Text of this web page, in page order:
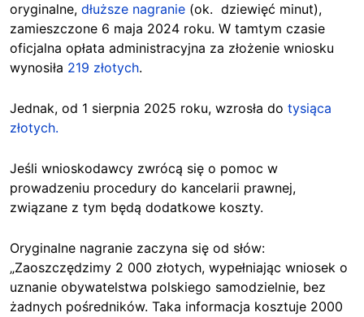
oryginalne, dłuższe nagranie (ok. dziewięć minut),
zamieszczone 6 maja 2024 roku. W tamtym czasie
oficjalna opłata administracyjna za złożenie wniosku
wynosiła 219 złotych.
Jednak, od 1 sierpnia 2025 roku, wzrosła do tysiąca
złotych.
Jeśli wnioskodawcy zwrócą się o pomoc w
prowadzeniu procedury do kancelarii prawnej,
związane z tym będą dodatkowe koszty.
Oryginalne nagranie zaczyna się od słów:
„Zaoszczędzimy 2 000 złotych, wypełniając wniosek o
uznanie obywatelstwa polskiego samodzielnie, bez
żadnych pośredników. Taka informacja kosztuje 2000